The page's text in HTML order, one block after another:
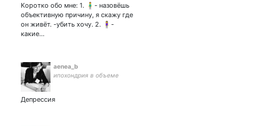
Коротко обо мне: 1. 🧍‍♂️- назовёшь
объективную причину, я скажу где
он живёт. -убить хочу. 2. 🧍‍♀️-
какие…
aenea_b
ипохондрия в объеме
Депрессия